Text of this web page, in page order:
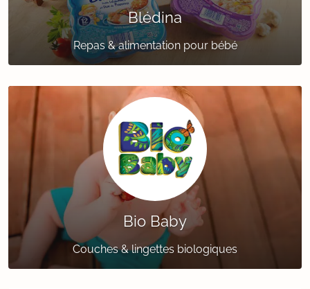
Blédina
Repas & alimentation pour bébé
Bio Baby
Couches & lingettes biologiques